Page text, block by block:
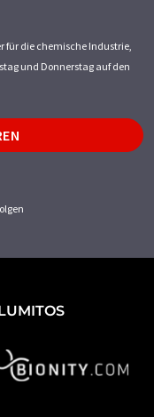
für die chemische Industrie,
und Donnerstag auf den